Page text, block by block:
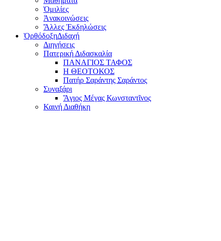
Ὁμιλίες
Ἀνακοινώσεις
Ἄλλες Ἐκδηλώσεις
ὈρθόδοξηΔιδαχή
Διηγήσεις
Πατερική Διδασκαλία
ΠΑΝΑΓΙΟΣ ΤΑΦΟΣ
Η ΘΕΟΤΟΚΟΣ
Πατήρ Σαράντης Σαράντος
Συναξάρι
Ἅγιος Μέγας Κωνσταντῖνος
Καινή Διαθήκη